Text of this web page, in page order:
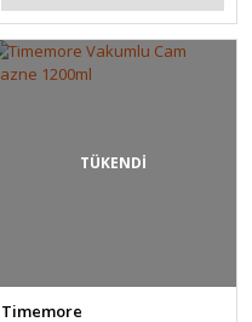
TÜKENDİ
Timemore